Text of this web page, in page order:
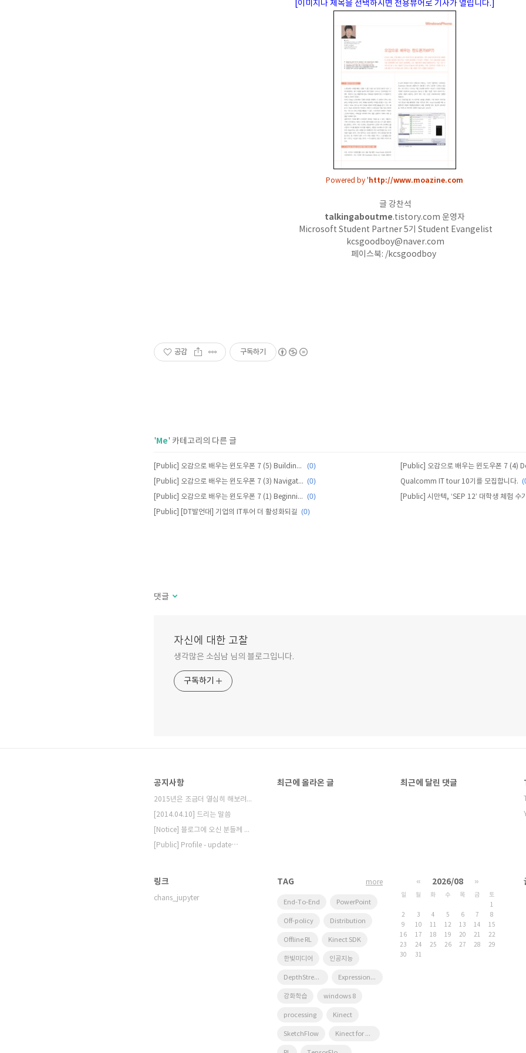
[이미지나 제목을 선택하시면 전용뷰어로 기사가 열립니다.]
Powered by ' http://www.moazine.com
글 강찬석
talkingaboutme.tistory.com 운영자
Microsoft Student Partner 5기 Student Evangelist
kcsgoodboy@naver.com
페이스북: /kcsgoodboy
공감 구독하기
'Me' 카테고리의 다른 글
[Public] 오감으로 배우는 윈도우폰 7 (5) Building WP7 (0)
[Public] 오감으로 배우는 윈도우폰 7 (3) Navigating WP7 (0) Qualcomm IT tour 10기를 모집합니다.
[Public] 오감으로 배우는 윈도우폰 7 (1) Beginning WP7 (0)
[Public] [DT발언대] 기업의 IT투어 더 활성화되길 (0)
댓글
자신에 대한 고찰
생각많은 소심남 님의 블로그입니다.
구독하기
공지사항
2015년은 조금더 열심히 해보려고 합니다.
[2014.04.10] 드리는 말씀
[Notice] 블로그에 오신 분들께 드리는 ⋯
[Public] Profile - update⋯
최근에 올라온 글 최근에 달린 댓글
링크
chans_jupyter
TAG
End-To-End PowerPoint
Off-policy Distribution
Offline RL Kinect SDK
한빛미디어 인공지능
DepthStream Expression Blend 4
강화학습 windows 8
processing Kinect
SketchFlow Kinect for windows
more « 2026/08 »
일 월 화 수 목 금
토
1
2
3 4 5 6 7
8
9
10 11 12 13 14
15
16
17 18 19 20 21
22
23
24 25 26 27 28
29
30
31